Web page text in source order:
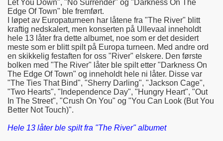
Let You Down", "No Surrender" og "Darkness On The
Edge Of Town" ble fremført.
I løpet av Europaturneen har låtene fra "The River" blitt
kraftig nedskalert, men konserten på Ullevaal inneholdt
hele 13 låter fra dette albumet, noe som er det desidert
meste som er blitt spilt på Europa turneen. Med andre ord
en skikkelig festaften for oss "River" elskere. Den første
bolken med "The River" låter ble spilt etter "Darkness On
The Edge Of Town" og inneholdt hele ni låter. Disse var
"The Ties That Bind", "Sherry Darling", "Jackson Cage",
"Two Hearts", "Independence Day", "Hungry Heart", "Out
In The Street", "Crush On You" og "You Can Look (But You
Better Not Touch)".
Hele 13 låter ble spilt fra "The River" albumet